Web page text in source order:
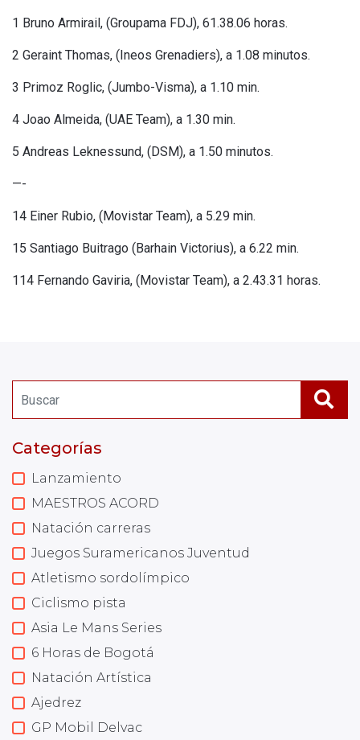
Categorías
Lanzamiento
MAESTROS ACORD
Natación carreras
Juegos Suramericanos Juventud
Atletismo sordolímpico
Ciclismo pista
Asia Le Mans Series
6 Horas de Bogotá
Natación Artística
Ajedrez
GP Mobil Delvac
1 Bruno Armirail, (Groupama FDJ), 61.38.06 horas.
2 Geraint Thomas, (Ineos Grenadiers), a 1.08 minutos.
3 Primoz Roglic, (Jumbo-Visma), a 1.10 min.
4 Joao Almeida, (UAE Team), a 1.30 min.
5 Andreas Leknessund, (DSM), a 1.50 minutos.
—-
14 Einer Rubio, (Movistar Team), a 5.29 min.
15 Santiago Buitrago (Barhain Victorius), a 6.22 min.
114 Fernando Gaviria, (Movistar Team), a 2.43.31 horas.